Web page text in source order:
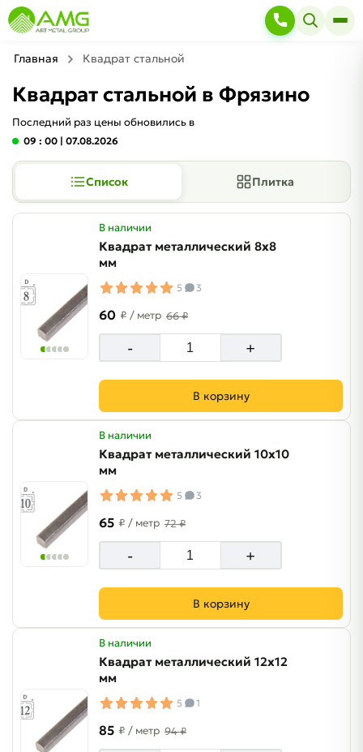
Главная Квадрат стальной
Квадрат стальной в Фрязино
Последний раз цены обновились в
09 : 00 | 07.08.2026
Список Плитка
В наличии
Квадрат металлический 8х8
мм
5 3
60 ₽ / метр 66 ₽
- +
В корзину
В наличии
Квадрат металлический 10х10
мм
5 3
65 ₽ / метр 72 ₽
- +
В корзину
В наличии
Квадрат металлический 12х12
мм
5 1
85 ₽ / метр 94 ₽